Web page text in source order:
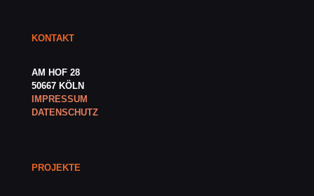
KONTAKT
AM HOF 28
50667 KÖLN
IMPRESSUM
DATENSCHUTZ
PROJEKTE